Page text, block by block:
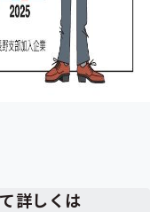
詳しくは